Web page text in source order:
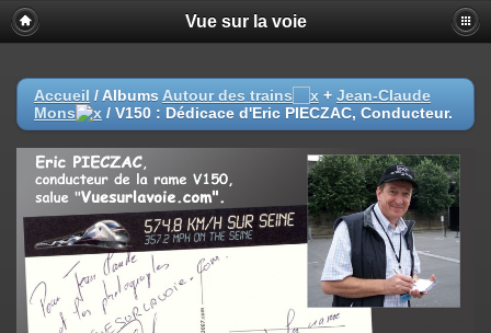
Vue sur la voie
Accueil / Albums Autour des trains + Jean-Claude
Mons
/ V150 : Dédicace d'Eric PIECZAC, Conducteur.